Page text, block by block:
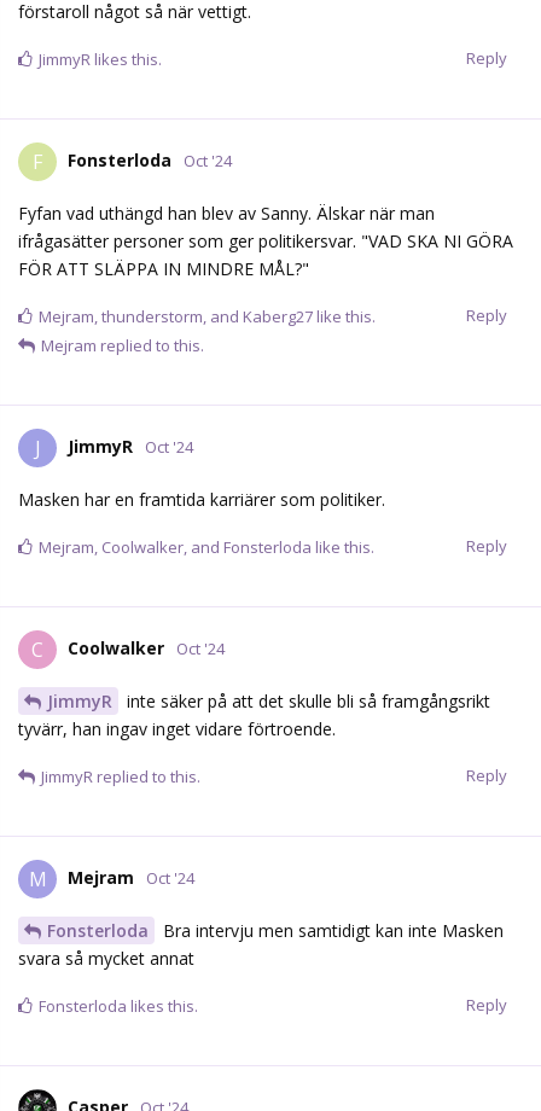
förstaroll något så när vettigt.
Reply
JimmyR likes this.
F Fonsterloda Oct '24
Fyfan vad uthängd han blev av Sanny. Älskar när man
ifrågasätter personer som ger politikersvar. "VAD SKA NI GÖRA
FÖR ATT SLÄPPA IN MINDRE MÅL?"
Reply
Mejram,thunderstorm, and Kaberg27 like this.
Mejram replied to this.
J JimmyR Oct '24
Masken har en framtida karriärer som politiker.
Reply
Mejram, Coolwalker, and Fonsterloda like this.
C Coolwalker Oct '24
JimmyR
inte säker på att det skulle bli så framgångsrikt
tyvärr, han ingav inget vidare förtroende.
Reply
JimmyR replied to this.
M Mejram Oct '24
Fonsterloda
Bra intervju men samtidigt kan inte Masken
svara så mycket annat
Reply
Fonsterloda likes this.
Casper